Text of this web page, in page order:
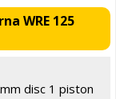
WRE 125
disc 1 piston